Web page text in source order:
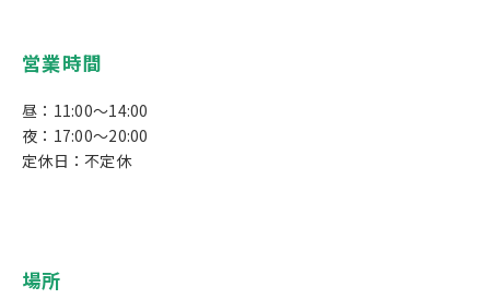
営業時間
昼：11:00～14:00
夜：17:00～20:00
定休日：不定休
場所